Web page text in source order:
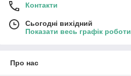
Контакти
Сьогодні вихідний
Показати весь графік роботи
Про нас